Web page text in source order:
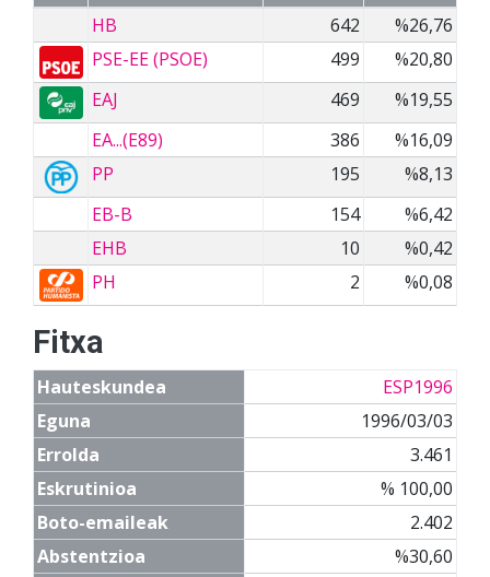
HB
642
%26,76
PSE-EE (PSOE)
499
%20,80
EAJ
469
%19,55
EA...(E89)
386
%16,09
PP
195
%8,13
EB-B
154
%6,42
EHB
10
%0,42
PH
2 %0,08
Fitxa
Hauteskundea
ESP1996
Eguna
1996/03/03
Errolda
3.461
Eskrutinioa
% 100,00
Boto-emaileak
2.402
Abstentzioa
%30,60